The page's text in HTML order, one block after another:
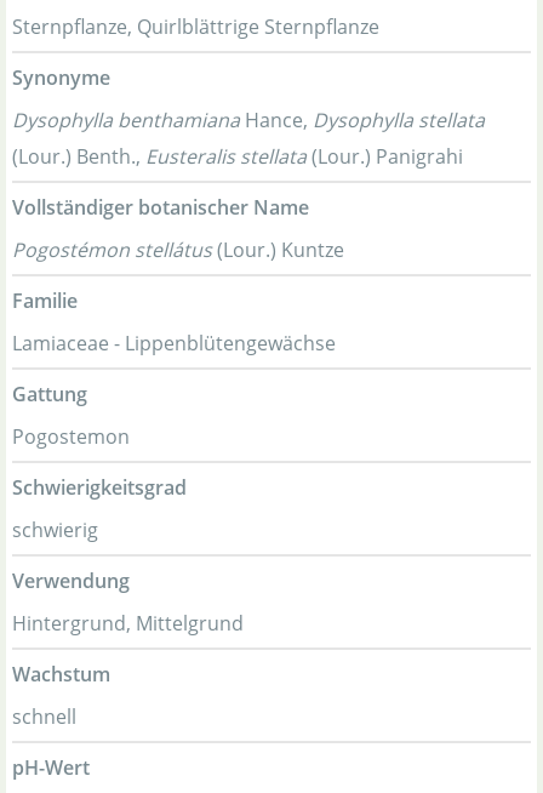
Sternpflanze, Quirlblättrige Sternpflanze
Synonyme
Dysophylla benthamiana Hance, Dysophylla stellata
(Lour.) Benth., Eusteralis stellata(Lour.) Panigrahi
Vollständiger botanischer Name
Pogostémon stellátus(Lour.) Kuntze
Familie
Lamiaceae - Lippenblütengewächse
Gattung
Pogostemon
Schwierigkeitsgrad
schwierig
Verwendung
Hintergrund, Mittelgrund
Wachstum
schnell
pH-Wert